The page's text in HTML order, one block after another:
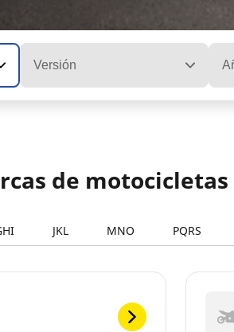
Versión
de motocicletas
JKL MNO PQRS